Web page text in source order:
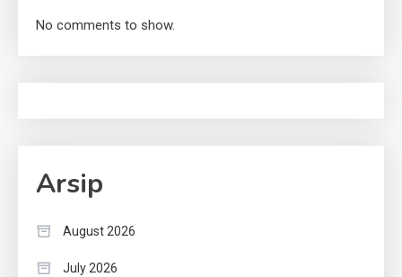
No comments to show.
Arsip
August 2026
July 2026